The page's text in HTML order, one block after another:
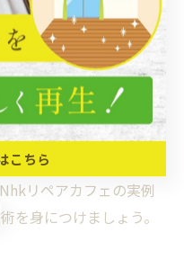
ています。特に、リペ
れているため、初心者
修理の範囲を見極めて
きる部分と、専門の技
、安全かつ効果的にリ
リペアカフェの実例
を身につけましょう。
こちら